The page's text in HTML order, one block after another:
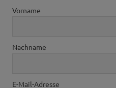
Vorname
Nachname
E-Mail-Adresse